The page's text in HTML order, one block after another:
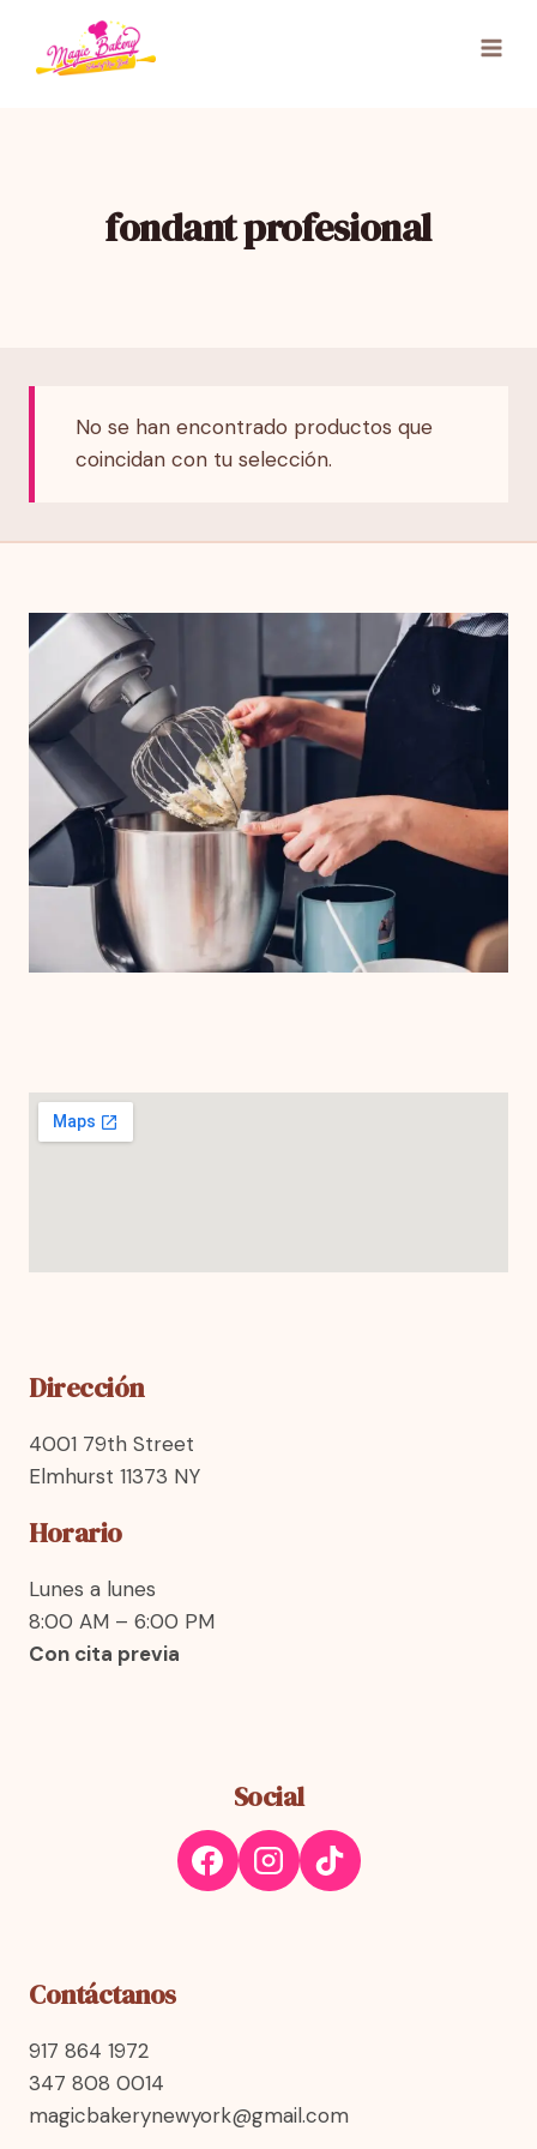
contenido
fondant profesional
No se han encontrado productos que
coincidan con tu selección.
Dirección
4001 79th Street
Elmhurst 11373 NY
Horario
Lunes a lunes
8:00 AM – 6:00 PM
Con cita previa
Social
Contáctanos
917 864 1972
347 808 0014
magicbakerynewyork@gmail.com